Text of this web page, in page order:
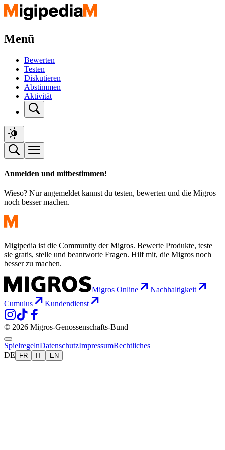
Menü
Bewerten
Testen
Diskutieren
Abstimmen
Aktivität
Anmelden und mitbestimmen!
Wieso? Nur angemeldet kannst du testen, bewerten und die Migros
noch besser machen.
Migipedia ist die Community der Migros. Bewerte Produkte, teste
sie gratis, stelle und beantworte Fragen. Hilf mit, die Migros noch
besser zu machen.
Migros Online
Nachhaltigkeit
Cumulus
Kundendienst
© 2026 Migros-Genossenschafts-Bund
SpielregelnDatenschutzImpressumRechtliches
DE
FR IT EN